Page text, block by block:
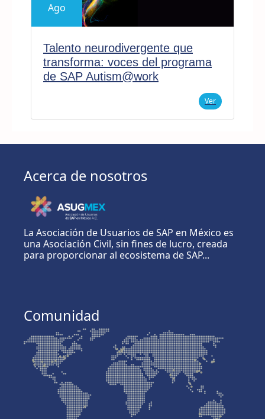
Ago
Talento neurodivergente que
transforma: voces del programa
de SAP Autism@work
Ver
Acerca de nosotros
La Asociación de Usuarios de SAP en México es
una Asociación Civil, sin fines de lucro, creada
para proporcionar al ecosistema de SAP...
Comunidad